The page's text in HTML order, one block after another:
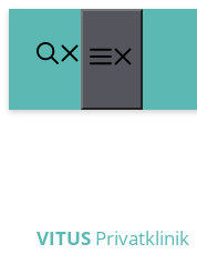
contenido
VITUS Privatklinik